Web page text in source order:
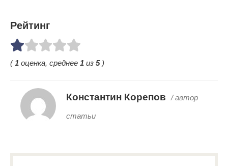
Рейтинг
(1 оценка, среднее 1 из 5)
Константин Корепов / автор
статьи